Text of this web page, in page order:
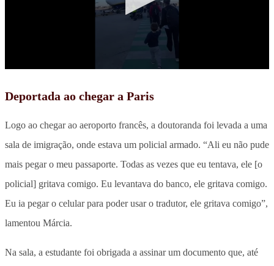
Deportada ao chegar a Paris
Logo ao chegar ao aeroporto francês, a doutoranda foi levada a uma
sala de imigração, onde estava um policial armado. “Ali eu não pude
mais pegar o meu passaporte. Todas as vezes que eu tentava, ele [o
policial] gritava comigo. Eu levantava do banco, ele gritava comigo.
Eu ia pegar o celular para poder usar o tradutor, ele gritava comigo”,
lamentou Márcia.
Na sala, a estudante foi obrigada a assinar um documento que, até